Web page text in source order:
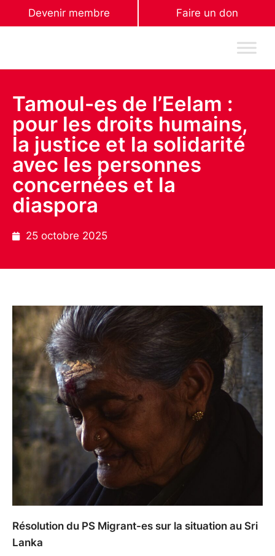
Devenir membre Faire un don
Tamoul-es de l’Eelam :
pour les droits humains,
la justice et la solidarité
avec les personnes
concernées et la
diaspora
25 octobre 2025
Résolution du PS Migrant-es sur la situation au Sri
Lanka